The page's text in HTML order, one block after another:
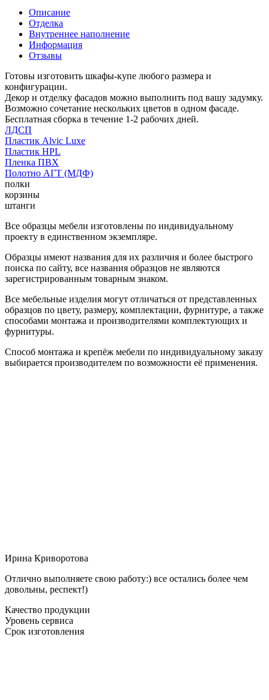
Описание
Отделка
Внутреннее наполнение
Информация
Отзывы
Готовы изготовить шкафы-купе любого размера и
конфигурации.
Декор и отделку фасадов можно выполнить под вашу задумку.
Возможно сочетание нескольких цветов в одном фасаде.
Бесплатная сборка в течение 1-2 рабочих дней.
ЛДСП
Пластик Alvic Luxe
Пластик HPL
Пленка ПВХ
Полотно АГТ (МДФ)
полки
корзины
штанги
Все образцы мебели изготовлены по индивидуальному
проекту в единственном экземпляре.
Образцы имеют названия для их различия и более быстрого
поиска по сайту, все названия образцов не являются
зарегистрированным товарным знаком.
Все мебельные изделия могут отличаться от представленных
образцов по цвету, размеру, комплектации, фурнитуре, а также
способами монтажа и производителями комплектующих и
фурнитуры.
Способ монтажа и крепёж мебели по индивидуальному заказу
выбирается производителем по возможности её применения.
Ирина Криворотова
Отлично выполняете свою работу:) все остались более чем
довольны, респект!)
Качество продукции
Уровень сервиса
Срок изготовления